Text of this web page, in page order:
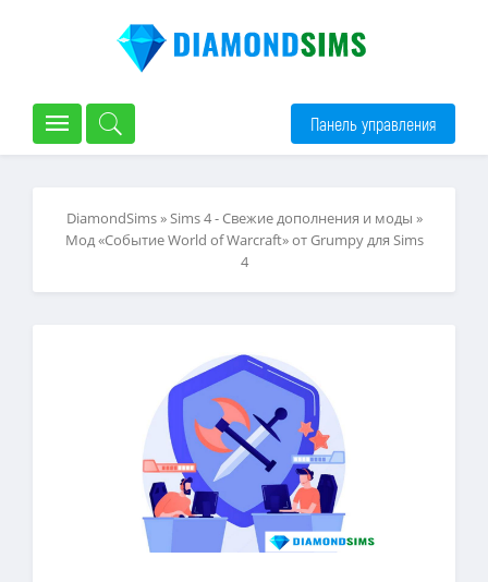
Панель управления
DiamondSims»Sims 4 - Свежие дополнения и моды »
Мод «Событие World of Warcraft» от Grumpy для Sims
4